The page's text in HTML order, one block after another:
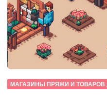
МАГАЗИНЫ ПРЯЖИ И ТОВАРОВ